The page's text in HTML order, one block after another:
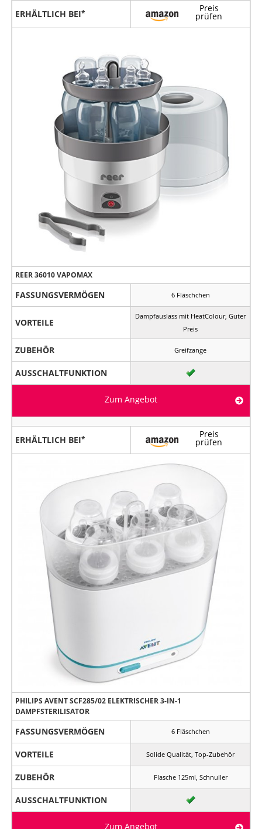
ERHÄLTLICH BEI
Preis
prüfen
REER 36010 VAPOMAX
FASSUNGSVERMÖGEN 6 Fläschchen
VORTEILE
Dampfauslass mit HeatColour, Guter
Preis
ZUBEHÖR Greifzange
AUSSCHALTFUNKTION
Zum Angebot
ERHÄLTLICH BEI
Preis
prüfen
PHILIPS AVENT SCF285/02 ELEKTRISCHER 3-IN-1
DAMPFSTERILISATOR
FASSUNGSVERMÖGEN 6 Fläschchen
VORTEILE Solide Qualität, Top-Zubehör
ZUBEHÖR Flasche 125ml, Schnuller
AUSSCHALTFUNKTION
Zum Angebot